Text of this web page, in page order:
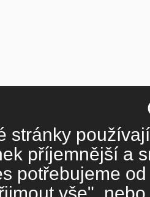
stránky
příjemnější a
potřebujeme